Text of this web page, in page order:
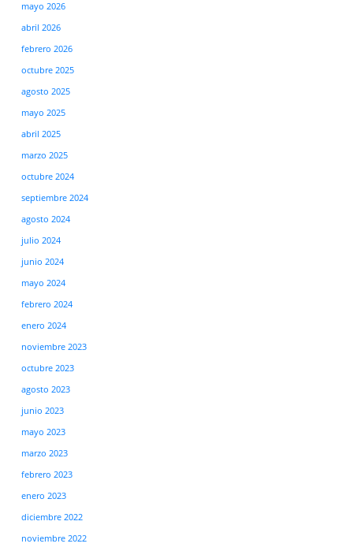
mayo 2026
abril 2026
febrero 2026
octubre 2025
agosto 2025
mayo 2025
abril 2025
marzo 2025
octubre 2024
septiembre 2024
agosto 2024
julio 2024
junio 2024
mayo 2024
febrero 2024
enero 2024
noviembre 2023
octubre 2023
agosto 2023
junio 2023
mayo 2023
marzo 2023
febrero 2023
enero 2023
diciembre 2022
noviembre 2022